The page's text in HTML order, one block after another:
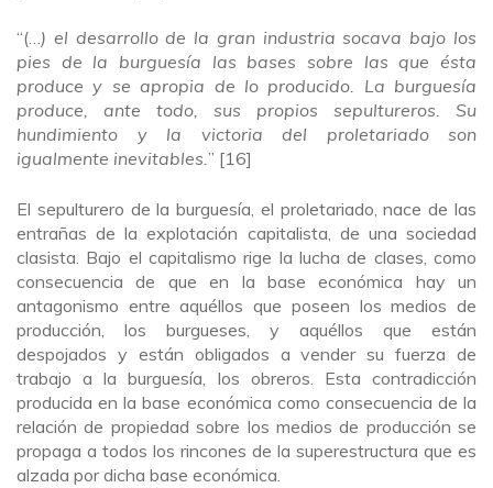
“(…) el desarrollo de la gran industria socava bajo los
pies de la burguesía las bases sobre las que ésta
produce y se apropia de lo producido. La burguesía
produce, ante todo, sus propios sepultureros. Su
hundimiento y la victoria del proletariado son
igualmente inevitables.” [16]
El sepulturero de la burguesía, el proletariado, nace de las
entrañas de la explotación capitalista, de una sociedad
clasista. Bajo el capitalismo rige la lucha de clases, como
consecuencia de que en la base económica hay un
antagonismo entre aquéllos que poseen los medios de
producción, los burgueses, y aquéllos que están
despojados y están obligados a vender su fuerza de
trabajo a la burguesía, los obreros. Esta contradicción
producida en la base económica como consecuencia de la
relación de propiedad sobre los medios de producción se
propaga a todos los rincones de la superestructura que es
alzada por dicha base económica.